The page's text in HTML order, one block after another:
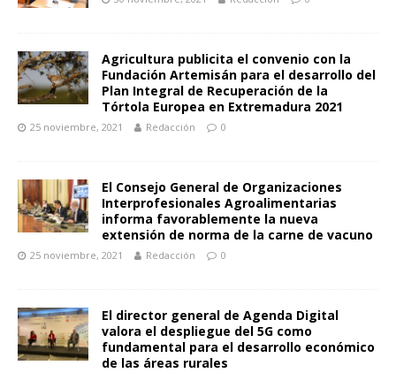
Agricultura publicita el convenio con la
Fundación Artemisán para el desarrollo del
Plan Integral de Recuperación de la
Tórtola Europea en Extremadura 2021
25 noviembre, 2021 Redacción 0
El Consejo General de Organizaciones
Interprofesionales Agroalimentarias
informa favorablemente la nueva
extensión de norma de la carne de vacuno
25 noviembre, 2021 Redacción 0
El director general de Agenda Digital
valora el despliegue del 5G como
fundamental para el desarrollo económico
de las áreas rurales